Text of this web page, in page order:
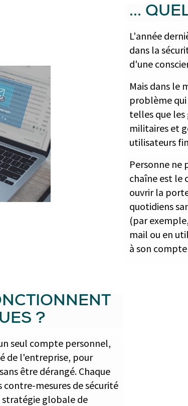
...
L'année
dans la
d'une
Mais dans le
problème
telles que les
militaires et
utilisateurs
Personne ne
chaîne est le
ouvrir la
quotidiens
(par
mail ou en
à son
?
seul compte personnel,
de l'entreprise, pour
être dérangé. Chaque
contre-mesures de sécurité
stratégie globale de